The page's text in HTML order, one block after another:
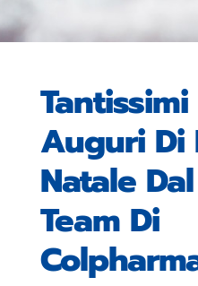
Tantissimi
Auguri Di
Natale Dal
Team Di